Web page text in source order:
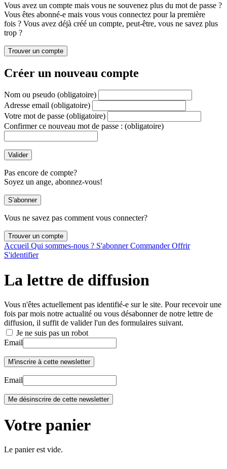
Vous avez un compte mais vous ne souvenez plus du mot de passe ?
Vous êtes abonné-e mais vous vous connectez pour la première
fois ? Vous avez déjà créé un compte, peut-être, vous ne savez plus
trop ?
Créer un nouveau compte
Nom ou pseudo (obligatoire)
Adresse email (obligatoire)
Votre mot de passe (obligatoire)
Confirmer ce nouveau mot de passe : (obligatoire)
Pas encore de compte?
Soyez un ange, abonnez-vous!
Vous ne savez pas comment vous connecter?
Accueil Qui sommes-nous ? S'abonnerCommanderOffrir
S'identifier
La lettre de diffusion
Vous n'êtes actuellement pas identifié-e sur le site. Pour recevoir une
fois par mois notre actualité ou vous désabonner de notre lettre de
diffusion, il suffit de valider l'un des formulaires suivant.
Je ne suis pas un robot
Email
Email
Votre panier
Le panier est vide.